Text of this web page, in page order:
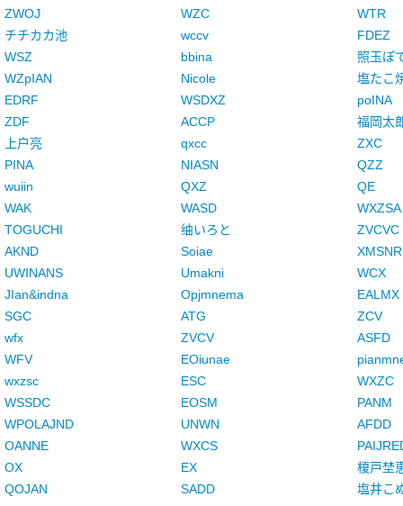
ZWOJ
WZC
WTR
チチカカ池
wccv
FDEZ
WSZ
bbina
照玉ぽ
WZpIAN
Nicole
塩たこ
EDRF
WSDXZ
poINA
ZDF
ACCP
福岡太
上户亮
qxcc
ZXC
PINA
NIASN
QZZ
wuiin
QXZ
QE
WAK
WASD
WXZSA
TOGUCHI
䌷いろと
ZVCVC
AKND
Soiae
XMSNR
UWINANS
Umakni
WCX
JIan&indna
Opjmnema
EALMX
SGC
ATG
ZCV
wfx
ZVCV
ASFD
WFV
EOiunae
wxzsc
ESC
WXZC
WSSDC
EOSM
PANM
WPOLAJND
UNWN
AFDD
OANNE
WXCS
OX
EX
榎戸埜
QOJAN
SADD
塩井こ